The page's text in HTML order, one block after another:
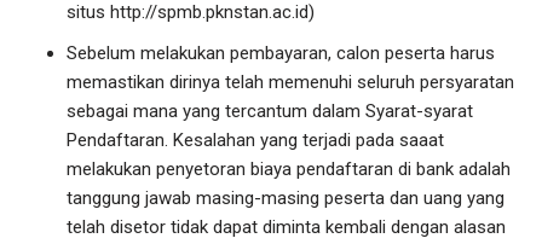
situs http://spmb.pknstan.ac.id)
Sebelum melakukan pembayaran, calon peserta harus
memastikan dirinya telah memenuhi seluruh persyaratan
sebagai mana yang tercantum dalam Syarat-syarat
Pendaftaran. Kesalahan yang terjadi pada saaat
melakukan penyetoran biaya pendaftaran di bank adalah
tanggung jawab masing-masing peserta dan uang yang
telah disetor tidak dapat diminta kembali dengan alasan